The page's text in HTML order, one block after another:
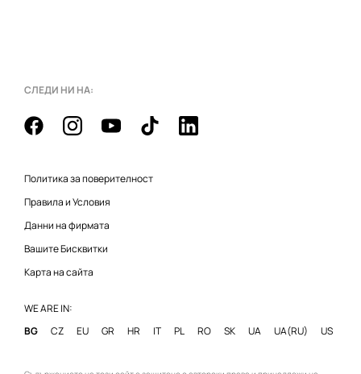
СЛЕДИ НИ НА:
Политика за поверителност
Правила и Условия
Данни на фирмата
Вашите Бисквитки
Карта на сайта
WE ARE IN:
BG
CZ EU GR HR IT PL RO SK UA UA(RU) US